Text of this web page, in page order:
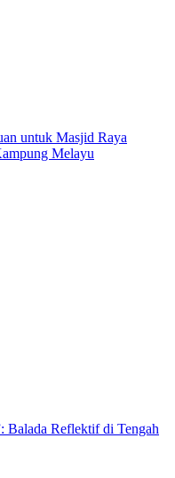
untuk Masjid Raya
Melayu
Balada Reflektif di Tengah